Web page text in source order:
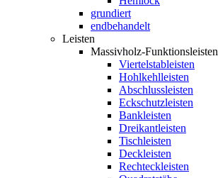
grundiert
endbehandelt
Leisten
Massivholz-Funktionsleisten
Viertelstableisten
Hohlkehlleisten
Abschlussleisten
Eckschutzleisten
Bankleisten
Dreikantleisten
Tischleisten
Deckleisten
Rechteckleisten